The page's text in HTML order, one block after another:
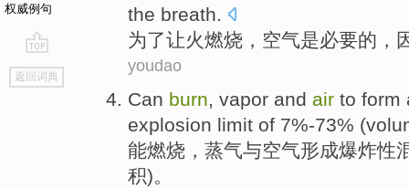
权威例句
go
top
返回词典
the breath
为了让火燃烧 ， 空气是必要的 ，
youdao
Can burn, vapor and air to form
explosion limit of 7%-73% (
能燃烧 ， 蒸气与空气形成爆炸性
积)。